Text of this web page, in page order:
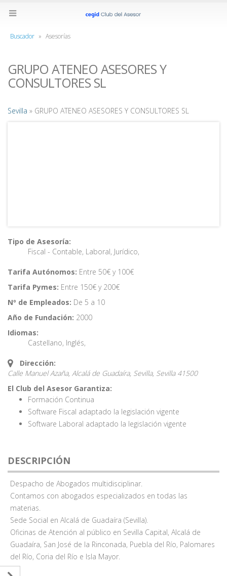
Buscador » Asesorías
GRUPO ATENEO ASESORES Y
CONSULTORES SL
Sevilla » GRUPO ATENEO ASESORES Y CONSULTORES SL
Tipo de Asesoría:
Fiscal - Contable, Laboral, Jurídico,
Tarifa Autónomos: Entre 50€ y 100€
Tarifa Pymes: Entre 150€ y 200€
Nº de Empleados: De 5 a 10
Año de Fundación: 2000
Idiomas:
Castellano, Inglés,
Dirección:
Calle Manuel Azaña, Alcalá de Guadaíra, Sevilla, Sevilla 41500
El Club del Asesor Garantiza:
Formación Continua
Software Fiscal adaptado la legislación vigente
Software Laboral adaptado la legislación vigente
DESCRIPCIÓN
Despacho de Abogados multidisciplinar.
Contamos con abogados especializados en todas las
materias.
Sede Social en Alcalá de Guadaíra (Sevilla).
Oficinas de Atención al público en Sevilla Capital, Alcalá de
Guadaíra, San José de la Rinconada, Puebla del Río, Palomares
del Río, Coria del Río e Isla Mayor.